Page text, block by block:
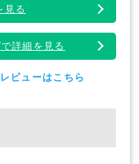
見る
詳細を見る
ビューはこちら